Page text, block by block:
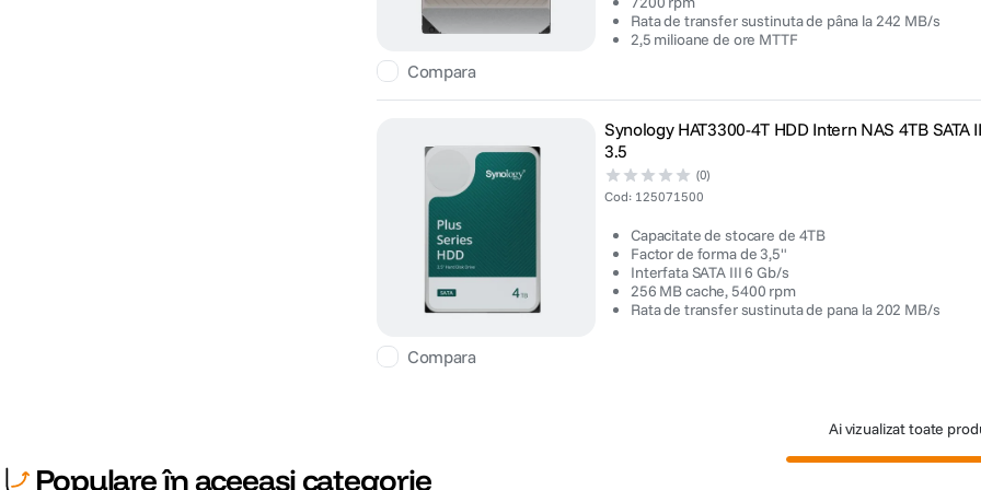
Compara
Rata de transfer sustinuta de pâna la 242 MB/s
2,5 milioane de ore MTTF
Compara
Synology HAT3300-4T HDD Intern NAS 4TB SATA
3.5
(0)
Cod: 125071500
Capacitate de stocare de 4TB
Factor de forma de 3,5"
Interfata SATA III 6 Gb/s
256 MB cache, 5400 rpm
Rata de transfer sustinuta de pana la 202 MB/s
Ai vizualizat toate
Populare în aceeași categorie